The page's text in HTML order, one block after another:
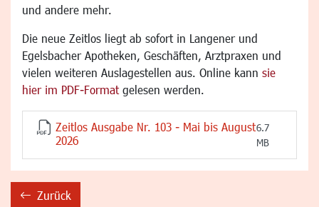
und andere mehr.
Die neue Zeitlos liegt ab sofort in Langener und
Egelsbacher Apotheken, Geschäften, Arztpraxen und
vielen weiteren Auslagestellen aus. Online kann sie
hier im PDF-Format gelesen werden.
Zeitlos Ausgabe Nr. 103 - Mai bis August
2026
6.7
MB
backward Zurück